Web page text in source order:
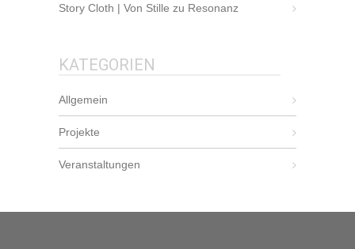
Story Cloth | Von Stille zu Resonanz
KATEGORIEN
Allgemein
Projekte
Veranstaltungen